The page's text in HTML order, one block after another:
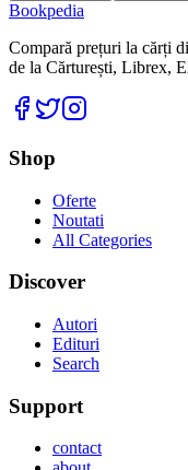
Bookpedia
Compară prețuri la cărți
de la Cărturești, Librex,
Facebook
Twitter
Shop
Oferte
Noutati
All Categories
Discover
Autori
Edituri
Search
Support
contact